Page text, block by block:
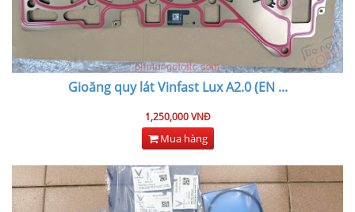
Gioăng quy lát Vinfast Lux A2.0 (EN...
1,250,000 VNĐ
Mua hàng